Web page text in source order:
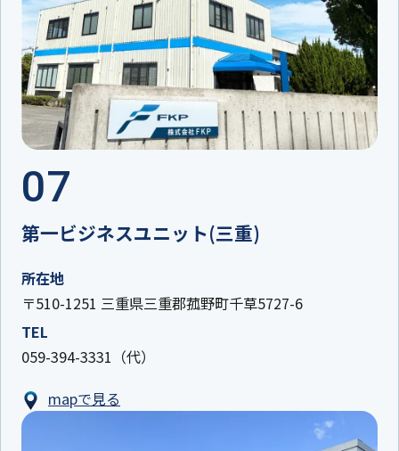
07
第一ビジネスユニット(三重)
所在地
〒510-1251 三重県三重郡菰野町千草5727-6
TEL
059-394-3331（代）
mapで見る